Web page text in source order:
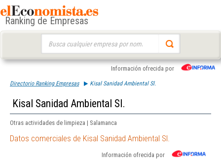
Ranking de Empresas
Información ofrecida por
Directorio Ranking Empresas Kisal Sanidad Ambiental Sl.
Kisal Sanidad Ambiental Sl.
Otras actividades de limpieza | Salamanca
Datos comerciales de Kisal Sanidad Ambiental Sl.
Información ofrecida por